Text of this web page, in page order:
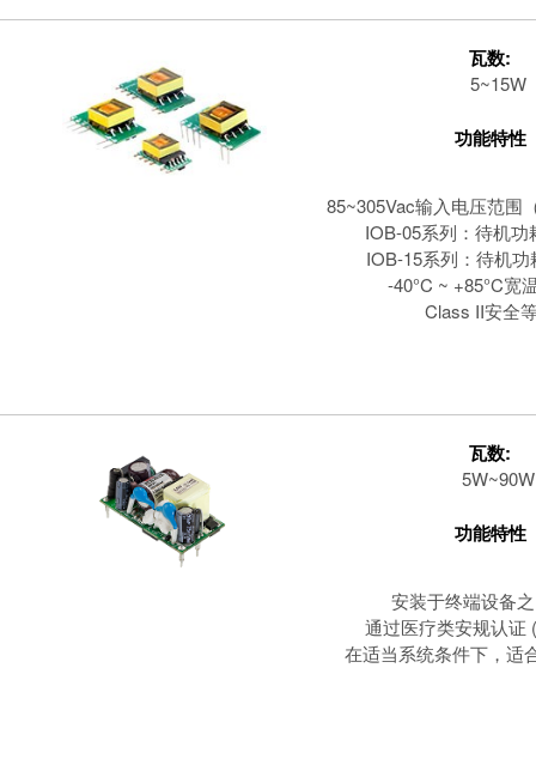
瓦数:
5~15W
功能特性
85~305Vac输入电压范围
IOB-05系列：待机功
IOB-15系列：待机功
-40°C ~ +85°C宽
Class II安全
瓦数:
5W~90W
功能特性
安装于终端设备
通过医疗类安规认证
在适当系统条件下，适